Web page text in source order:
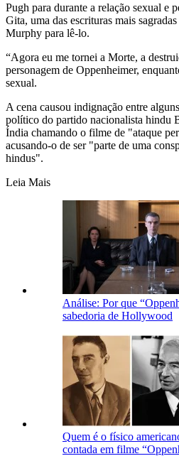
Pugh para durante a relação sexual e
Gita, uma das escrituras mais
Murphy para lê-lo.
“Agora eu me tornei a Morte, a
personagem de Oppenheimer,
sexual.
A cena causou indignação entre
político do partido nacionalista hindu
Índia chamando o filme de "ataque
acusando-o de ser "parte de uma
hindus".
Leia Mais
Análise: Por que
sabedoria de Hollywood
Quem é o físico
contada em filme